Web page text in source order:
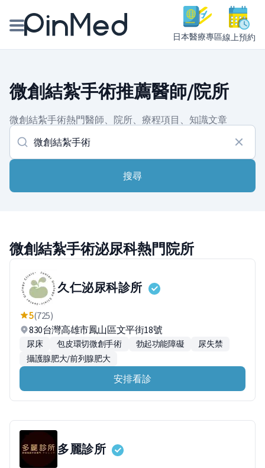
日本醫療專區線上預約
醫師專欄專訪
健康主題館
我是醫療人員
微創結紮手術推薦醫師/院所
微創結紮手術熱門醫師、院所、療程項目、知識文章
搜尋
微創結紮手術泌尿科熱門院所
久仁泌尿科診所
5(725)
830台灣高雄市鳳山區文平街18號
尿床 包皮環切微創手術 勃起功能障礙
尿失禁
攝護腺肥大/前列腺肥大
安排看診
多麗診所